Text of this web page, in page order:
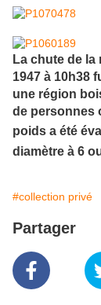
La chute de la
1947 à 10h38
une région
de personnes
poids a été
diamètre à 6
#collection privé
Partager